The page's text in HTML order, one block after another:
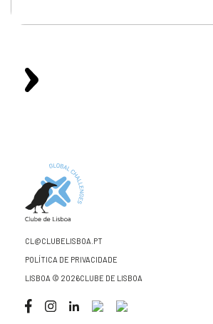
CL@CLUBELISBOA.PT
POLÍTICA DE PRIVACIDADE
LISBOA © 2026CLUBE DE LISBOA